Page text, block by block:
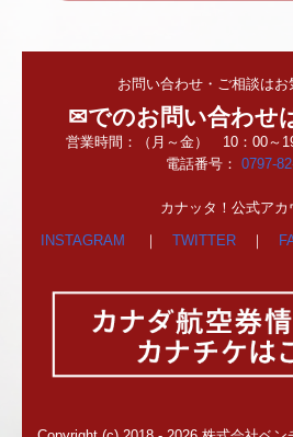
お問い合わせ・ご相談は
✉でのお問い合わせ
営業時間：（月～金） 10：00～
電話番号： 0797-
カナッタ！公式アカ
INSTAGRAM
｜TWITTER ｜